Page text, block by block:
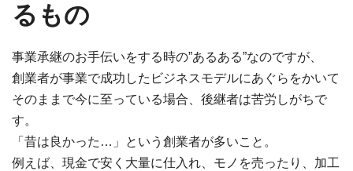
るもの
事業承継のお手伝いをする時の”あるある”なのですが、
創業者が事業で成功したビジネスモデルにあぐらをかいて
そのままで今に至っている場合、後継者は苦労しがちで
す。
「昔は良かった…」という創業者が多いこと。
例えば、現金で安く大量に仕入れ、モノを売ったり、加工